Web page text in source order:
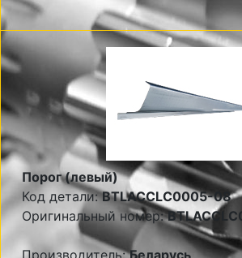
Порог (левый)
Код детали:BTLACCLC0005-08
Оригинальный номер:
Производитель:Беларусь